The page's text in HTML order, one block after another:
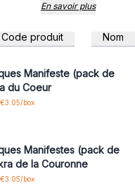
par le
de ceux qui
En savoir plus
Code produit Nom
inscrivez-vous pour accéder
prix de gros
Manifeste (pack de
du Coeur
box
Manifestes (pack de
de la Couronne
box